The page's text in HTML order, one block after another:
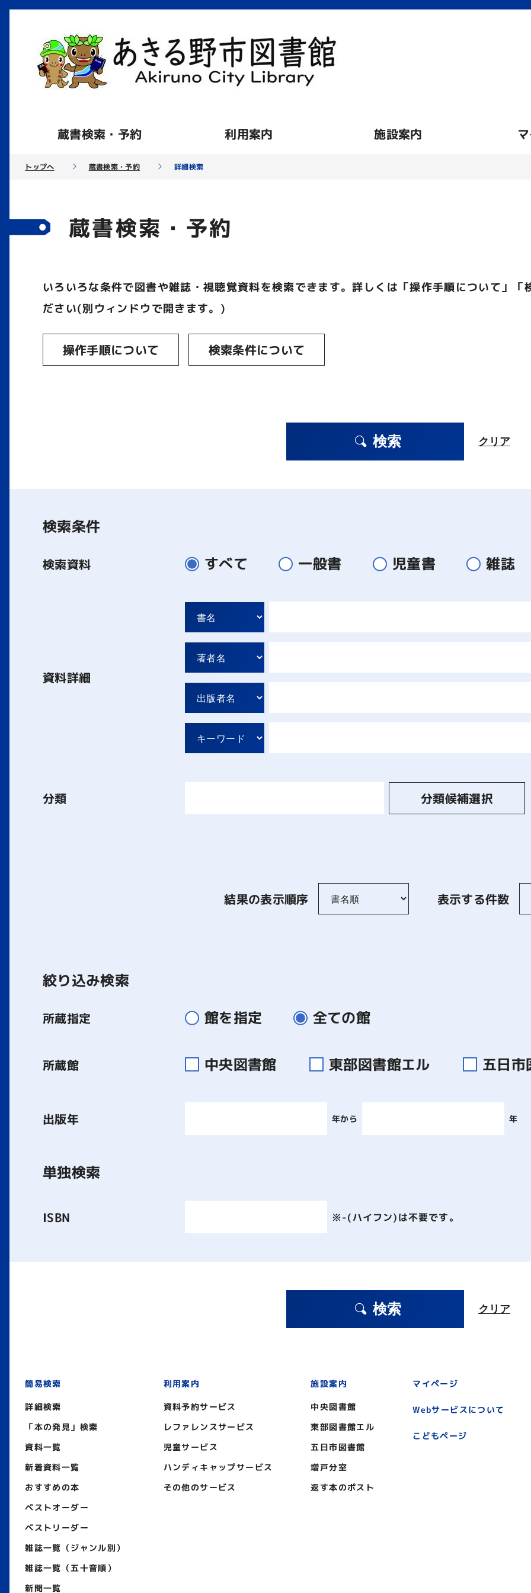
蔵書検索・予約 利用案内 施設案内
トップへ 蔵書検索・予約 詳細検索
蔵書検索・予約
いろいろな条件で図書や雑誌・視聴覚資料を検索できます。詳しくは「操作手順について」
ださい(別ウィンドウで開きます。)
操作手順について 検索条件について
検索 クリア
検索条件
検索資料 すべて 一般書 児童書 雑誌
資料詳細
分類 分類候補選択
結果の表示順序 表示する件数
絞り込み検索
所蔵指定 館を指定 全ての館
所蔵館 中央図書館 東部図書館エル 五日
出版年 年から 年
単独検索
ISBN ※-(ハイフン)は不要です。
検索 クリア
簡易検索
詳細検索
「本の発見」検索
資料一覧
新着資料一覧
おすすめの本
ベストオーダー
ベストリーダー
雑誌一覧（ジャンル別）
雑誌一覧（五十音順）
新聞一覧
利用案内
資料予約サービス
レファレンスサービス
児童サービス
ハンディキャップサービス
その他のサービス
施設案内
中央図書館
東部図書館エル
五日市図書館
増戸分室
返す本のポスト
マイページ
Webサービスについて
こどもページ